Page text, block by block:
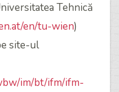
Tehnică
en/tu-wien)
site-ul
im/bt/ifm/ifm-